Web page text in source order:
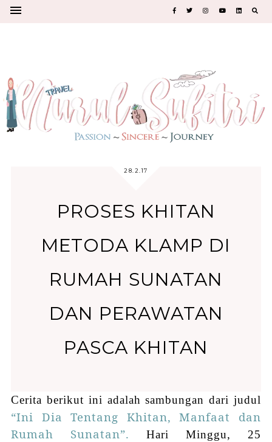
28.2.17
PROSES KHITAN
METODA KLAMP DI
RUMAH SUNATAN
DAN PERAWATAN
PASCA KHITAN
Cerita berikut ini adalah sambungandari judul
“Ini Dia Tentang Khitan, Manfaat dan
Rumah Sunatan”. Hari Minggu, 25